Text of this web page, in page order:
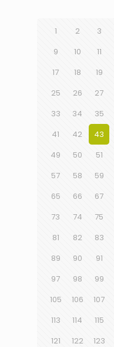
1 2 3
9
10 11
17
18 19
25
26 27
33
34 35
41
42 43
49
50 51
57
58 59
65
66 67
73
74 75
81
82 83
89
90 91
97
98 99
105
106 107
113
114 115
121
122 123